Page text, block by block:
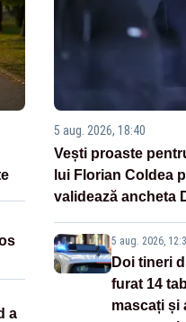
a
5 aug. 2026, 18:40
Vești proaste
lui Florian Coldea
validează ancheta
5 aug. 2026,
Doi tineri
furat 14
mascați și